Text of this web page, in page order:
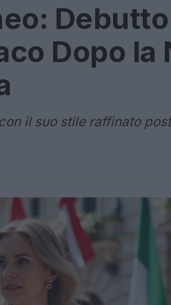
Debutto
Dopo la
il suo stile raffinato